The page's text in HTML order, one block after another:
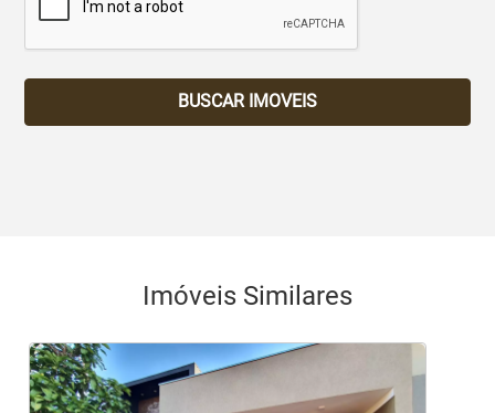
BUSCAR IMOVEIS
Imóveis Similares